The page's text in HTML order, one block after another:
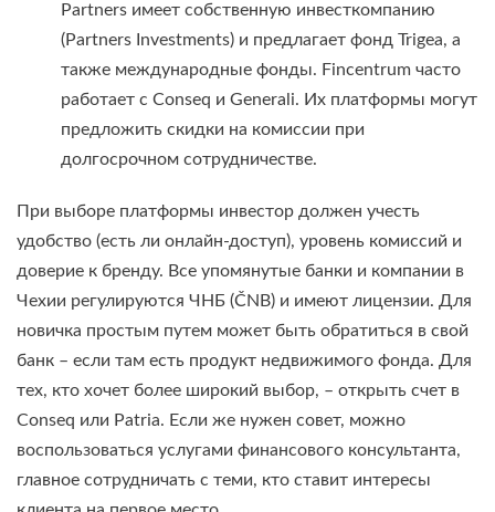
Partners имеет собственную инвесткомпанию
(Partners Investments) и предлагает фонд Trigea, а
также международные фонды. Fincentrum часто
работает с Conseq и Generali. Их платформы могут
предложить скидки на комиссии при
долгосрочном сотрудничестве.
При выборе платформы инвестор должен учесть
удобство (есть ли онлайн-доступ), уровень комиссий и
доверие к бренду. Все упомянутые банки и компании в
Чехии регулируются ЧНБ (ČNB) и имеют лицензии. Для
новичка простым путем может быть обратиться в свой
банк – если там есть продукт недвижимого фонда. Для
тех, кто хочет более широкий выбор, – открыть счет в
Conseq или Patria. Если же нужен совет, можно
воспользоваться услугами финансового консультанта,
главное сотрудничать с теми, кто ставит интересы